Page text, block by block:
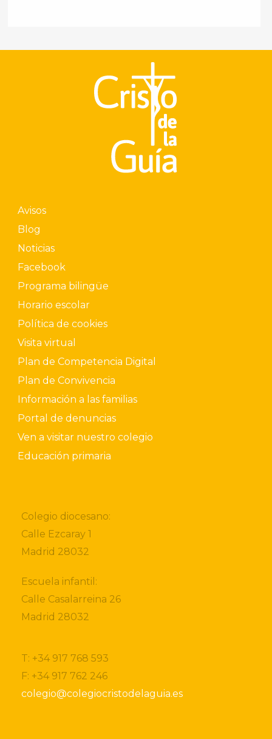
Avisos
Blog
Noticias
Facebook
Programa bilingüe
Horario escolar
Política de cookies
Visita virtual
Plan de Competencia Digital
Plan de Convivencia
Información a las familias
Portal de denuncias
Ven a visitar nuestro colegio
Educación primaria
Colegio diocesano:
Calle Ezcaray 1
Madrid 28032
Escuela infantil:
Calle Casalarreina 26
Madrid 28032
T: +34 917 768 593
F: +34 917 762 246
colegio@colegiocristodelaguia.es